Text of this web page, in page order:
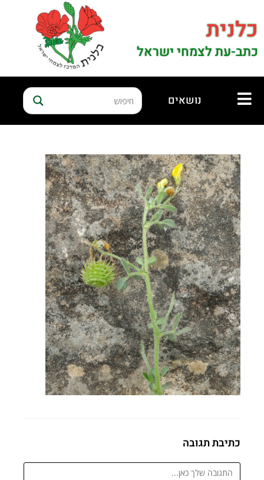
כלנית
כתב-עת לצמחי ישראל
נושאים
כתיבת תגובה